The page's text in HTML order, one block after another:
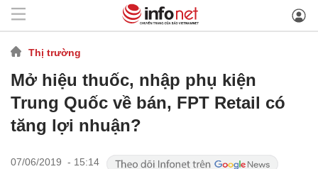
Thị trường
Mở hiệu thuốc, nhập phụ kiện
Trung Quốc về bán, FPT Retail có
tăng lợi nhuận?
07/06/2019 - 15:14